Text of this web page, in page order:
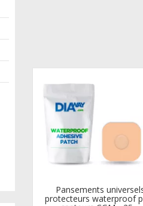
Pansements
protecteurs waterproof